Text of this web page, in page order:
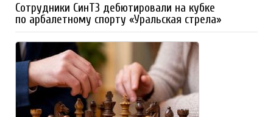
Сотрудники СинТЗ дебютировали на кубке
по арбалетному спорту «Уральская стрела»